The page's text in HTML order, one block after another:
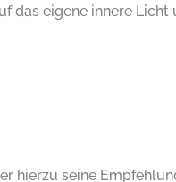
das eigene innere Licht
hierzuseine